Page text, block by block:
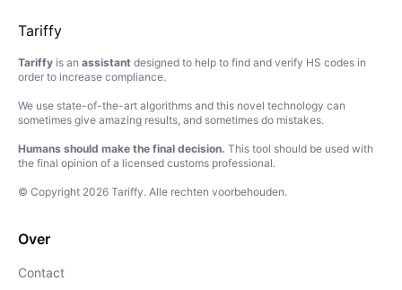
Tariffy
Tariffy is an assistant designed to help to find and verify HS codes in
order to increase compliance.
We use state-of-the-art algorithms and this novel technology can
sometimes give amazing results, and sometimes do mistakes.
Humans should make the final decision. This tool should be used with
the final opinion of a licensed customs professional.
© Copyright 2026 Tariffy. Alle rechten voorbehouden.
Over
Contact